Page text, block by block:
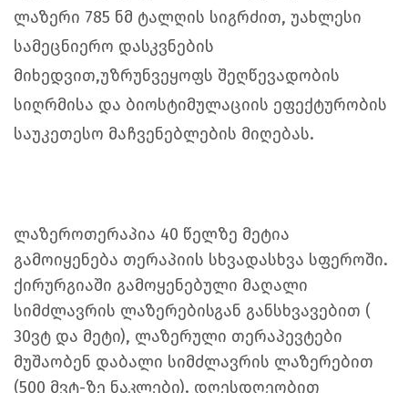
ლაზერი 785 ნმ ტალღის სიგრძით, უახლესი
სამეცნიერო დასკვნების
მიხედვით,უზრუნვეყოფს შეღწევადობის
სიღრმისა და ბიოსტიმულაციის ეფექტურობის
საუკეთესო მაჩვენებლების მიღებას.
ლაზეროთერაპია 40 წელზე მეტია
გამოიყენება თერაპიის სხვადასხვა სფეროში.
ქირურგიაში გამოყენებული მაღალი
სიმძლავრის ლაზერებისგან განსხვავებით (
30ვტ და მეტი), ლაზერული თერაპევტები
მუშაობენ დაბალი სიმძლავრის ლაზერებით
(500 მვტ-ზე ნაკლები). დღესდღეობით